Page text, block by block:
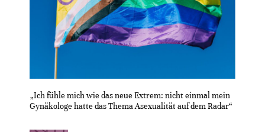
„Ich fühle mich wie das neue Extrem: nicht einmal mein
Gynäkologe hatte das Thema Asexualität auf dem Radar“